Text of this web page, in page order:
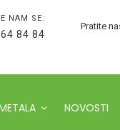
NAM SE:
84 84
Pratite
NOVOSTI